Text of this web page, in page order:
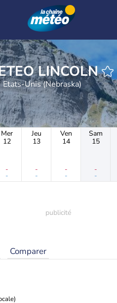
METEO LINCOLN
Etats-Unis (Nebraska)
Mer
12
-
-
Jeu
13
-
-
Ven
14
-
-
Sam
15
-
-
Comparer